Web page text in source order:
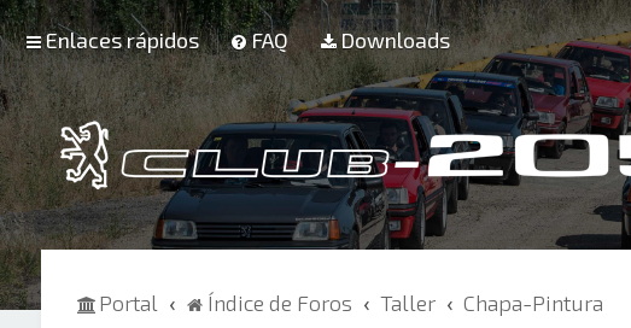
Enlaces rápidos FAQ Downloads
Portal Índice de Foros Taller Chapa-Pintura